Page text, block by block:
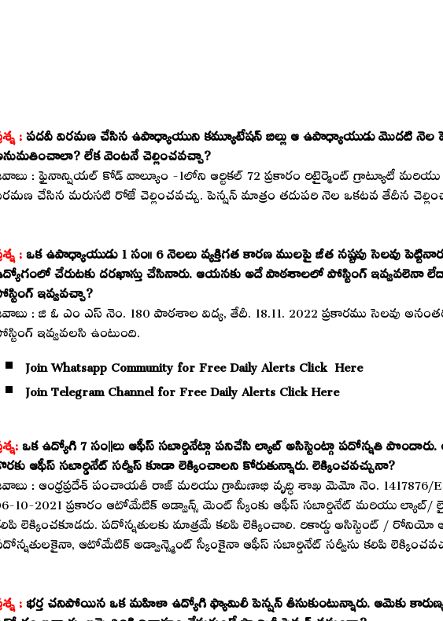
:పదవీ విరమణ చేసిన ఉపాధ్యాయుని కమ్యూటేషన్ బిల్లు ఆ ఉపాధ్యాయుడు మొదటి నెల
లేక వెంటనే చెల్లించవచ్చా?
: ఫైనాన్షియల్ కోడ్ వాల్యూం -1లోని ఆర్టికల్ 72 ప్రకారం రిటైర్మెంట్ గ్రాట్యూటీ
చేసిన మరుసటి రోజే చెల్లించవచ్చు. పెన్షన్ మాత్రం తదుపరి నెల ఒకటవ తేదీన
:ఒక ఉపాధ్యాయుడు 1 సం॥ 6 నెలలు వ్యక్తిగత కారణ ములపై జీత నష్టపు సెలవు
చేరుటకు దరఖాస్తు చేసినారు. ఆయనకు అదే పాఠశాలలో పోస్టింగ్
ఇవ్వవచ్చా?
: జి ఓ ఎం ఎస్ నెం. 180 పాఠశాల విద్య, తేదీ. 18.11. 2022 ప్రకారము సెలవు
ఇవ్వవలసి ఉంటుంది.
Join Whatsapp Community for Free Daily Alerts Click Here
Join Telegram Channel for Free Daily Alerts Click Here
ఒక ఉద్యోగి 7 సం||లు ఆఫీస్ సబార్డినేట్గా పనిచేసి ల్యాబ్ అసిస్టెంట్గా పదోన్నతి పొందారు.
ఆఫీస్ సబార్డినేట్ సర్వీస్ కూడా లెక్కించాలని కోరుతున్నారు. లెక్కించవచ్చునా?
: ఆంధ్రప్రదేశ్ పంచాయతీ రాజ్ మరియు గ్రామీణాభి వృద్ధి శాఖ మెమో నెం. 1417876/
10-2021 ప్రకారం ఆటోమేటిక్ అడ్వాన్స్ మెంట్ స్కీంకు ఆఫీస్ సబార్డినేట్ మరియు ల్యాబ్/
లెక్కించకూడదు. పదోన్నతులకు మాత్రమే కలిపి లెక్కించాలి. రికార్డు అసిస్టెంట్ / రోనియో
ఆటోమేటిక్ అడ్వాన్స్మెంట్ స్కీంకైనా ఆఫీస్ సబార్డినేట్ సర్వీసు కలిపి
:భర్త చనిపోయిన ఒక మహిళా ఉద్యోగి ఫ్యామిలీ పెన్షన్ తీసుకుంటున్నారు. ఆమెకు